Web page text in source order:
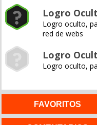
Logro
Logro oculto,
red de webs
Logro
Logro oculto,
FAVORITOS